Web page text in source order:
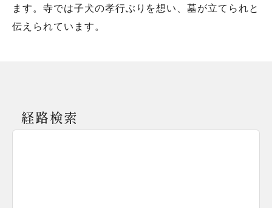
ます。寺では子犬の孝行ぶりを想い、墓が立てられと
伝えられています。
経路検索